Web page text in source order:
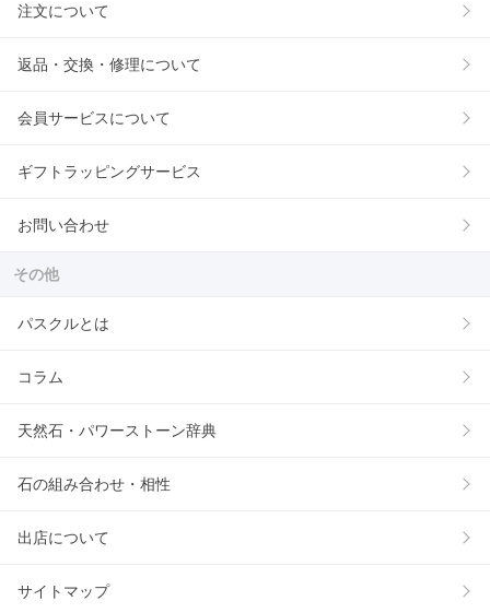
注文について
返品・交換・修理について
会員サービスについて
ギフトラッピングサービス
お問い合わせ
その他
パスクルとは
コラム
天然石・パワーストーン辞典
石の組み合わせ・相性
出店について
サイトマップ